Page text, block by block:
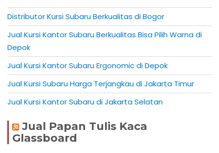
Distributor Kursi Subaru Berkualitas di Bogor
Jual Kursi Kantor Subaru Berkualitas Bisa Pilih Warna di
Depok
Jual Kursi Kantor Subaru Ergonomic di Depok
Jual Kursi Subaru Harga Terjangkau di Jakarta Timur
Jual Kursi Kantor Subaru di Jakarta Selatan
Jual Papan Tulis Kaca
Glassboard